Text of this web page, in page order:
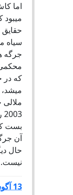
اما
میبود
حقایق
سیاه
جرگه
محکمی
که در
بست
آن
حال
نیست.
13 آگوست 2007, 18:05